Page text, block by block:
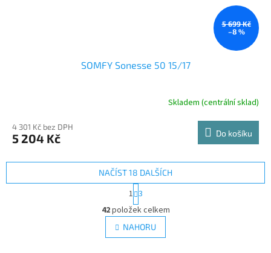
5 699 Kč
–8 %
SOMFY Sonesse 50 15/17
Skladem (centrální sklad)
4 301 Kč bez DPH
5 204 Kč Do košíku
O
v
l
á
NAČÍST 18 DALŠÍCH
S
t
r
á
n
k
1 3
42položek celkem
NAHORU